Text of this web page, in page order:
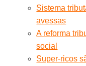
Sistema
avessas
A reforma
social
Super-ricos